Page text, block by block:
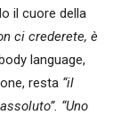
il cuore della
ci crederete, è
language,
resta “il
“Uno